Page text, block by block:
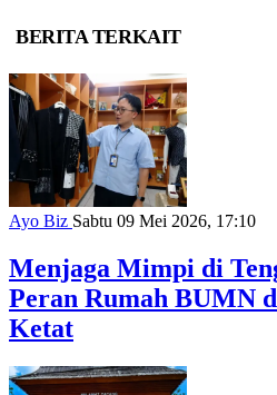
BERITA TERKAIT
Ayo Biz Sabtu 09 Mei 2026, 17:10
Menjaga Mimpi di
Peran Rumah BUMN
Ketat